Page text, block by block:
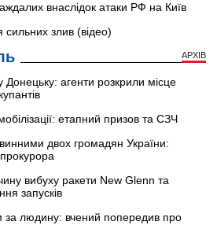
внаслідок атаки РФ на Київ
сильних злив (відео)
АРХІВ
агенти розкрили місце
етапний призов та СЗЧ
двох громадян України:
вибуху ракети New Glenn та
запусків
за людину: вчений попередив про